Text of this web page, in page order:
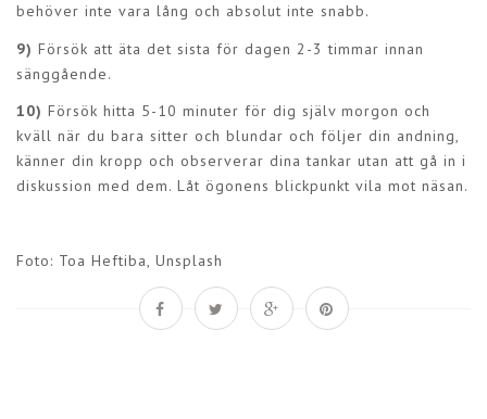
behöver inte vara lång och absolut inte snabb.
9) Försök att äta det sista för dagen 2-3 timmar innan
sänggående.
10) Försök hitta 5-10 minuter för dig själv morgon och
kväll när du bara sitter och blundar och följer din andning,
känner din kropp och observerar dina tankar utan att gå in i
diskussion med dem. Låt ögonens blickpunkt vila mot näsan.
Foto: Toa Heftiba, Unsplash